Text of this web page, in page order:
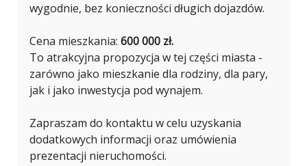
wygodnie, bez konieczności długich dojazdów.
Cena mieszkania: 600 000 zł.
To atrakcyjna propozycja w tej części miasta -
zarówno jako mieszkanie dla rodziny, dla pary,
jak i jako inwestycja pod wynajem.
Zapraszam do kontaktu w celu uzyskania
dodatkowych informacji oraz umówienia
prezentacji nieruchomości.